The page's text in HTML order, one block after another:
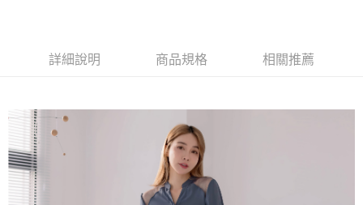
台灣樂天信用卡公司
中國信託商業銀行
台灣樂天信用卡公司
【大哥付你分期使用說明】
流程，驗證手機門號後，選擇欲分期的期數、繳款截止日，確認付款後即完
成交易。
3.實際核准額度、可分期數及費用金額請依後續交易確認頁面所載為準。
4.訂單成立30分鐘內，如未前往確認交易或遇審核未通過，訂單將自動取
消。如遇「轉專審核」未通過狀況，表示未達大哥付你分期系統評分，恕無
法說明評估內容。
【繳款方式說明】
【關於「AFTEE先享後付」】
AFTEE先享後付是「在收到商品之後才付款」的支付方式。 讓您購物簡單
便利好安心！
１．簡單：不需註冊會員、不需綁卡、不需儲值。
２．便利：只要手機號碼，簡訊認證，即可結帳。
３．安心：先確認商品／服務後，再付款。
ATM付款
運送方式
付款後全家取貨
詳細說明 商品規格 相關推薦